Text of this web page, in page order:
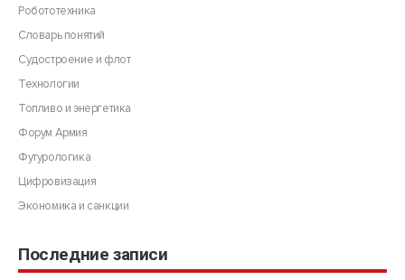
Робототехника
Словарь понятий
Судостроение и флот
Технологии
Топливо и энергетика
Форум Армия
Футурологика
Цифровизация
Экономика и санкции
Последние записи